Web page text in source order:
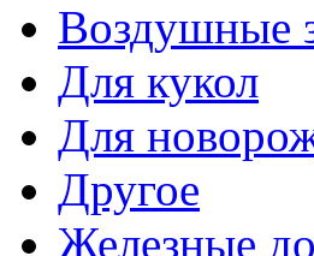
Воздушные
Для кукол
Для
Другое
Железные